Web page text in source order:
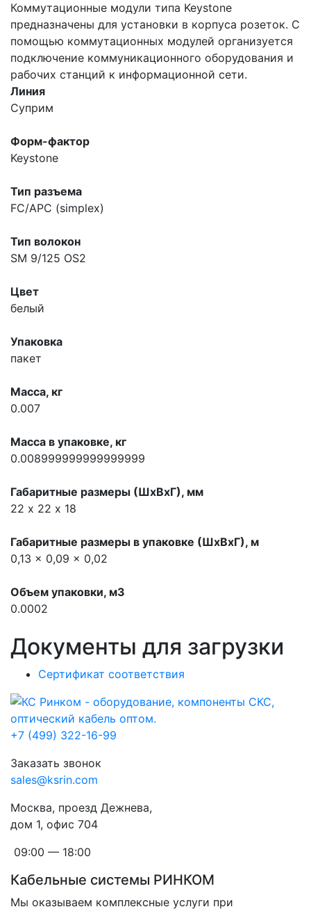
Коммутационные модули типа Keystone
предназначены для установки в корпуса розеток. С
помощью коммутационных модулей организуется
подключение коммуникационного оборудования и
рабочих станций к информационной сети.
Линия
Суприм
Форм-фактор
Keystone
Тип разъема
FC/APC (simplex)
Тип волокон
SM 9/125 OS2
Цвет
белый
Упаковка
пакет
Масса, кг
0.007
Масса в упаковке, кг
0.008999999999999999
Габаритные размеры (ШхВхГ), мм
22 х 22 х 18
Габаритные размеры в упаковке (ШхВхГ), м
0,13 x 0,09 x 0,02
Объем упаковки, м3
0.0002
Документы для загрузки
Сертификат соответствия
+7 (499) 322-16-99
Заказать звонок
sales@ksrin.com
Москва, проезд Дежнева,
дом 1, офис 704
09:00 — 18:00
Кабельные системы РИНКОМ
Мы оказываем комплексные услуги при